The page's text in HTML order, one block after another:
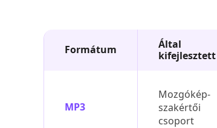
Formátum
Által
kifejlesztett
MP3
Mozgókép-
szakértői
csoport